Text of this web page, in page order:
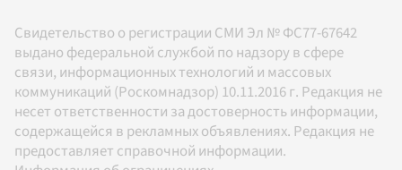
Свидетельство о регистрации СМИ Эл № ФС77-67642
выдано федеральной службой по надзору в сфере
связи, информационных технологий и массовых
коммуникаций (Роскомнадзор) 10.11.2016 г. Редакция не
несет ответственности за достоверность информации,
содержащейся в рекламных объявлениях. Редакция не
предоставляет справочной информации.